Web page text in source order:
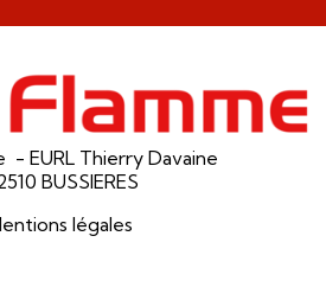
- EURL Thierry Davaine
BUSSIERES
légales